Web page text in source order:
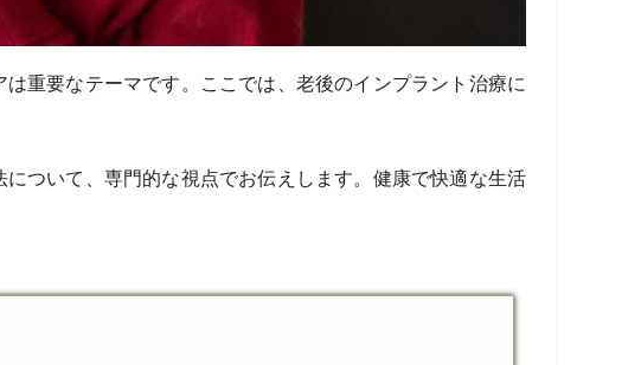
重要なテーマです。ここでは、老後のインプラント治療に
ついて、専門的な視点でお伝えします。健康で快適な生活